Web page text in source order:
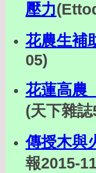
壓力
花農生補
05)
花蓮高
(天下雜
傳授木與
報2015-